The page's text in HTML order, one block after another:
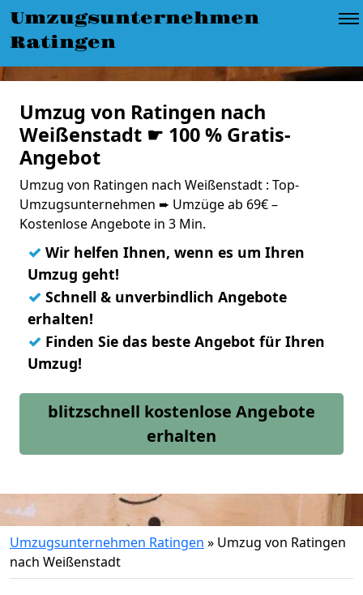
Umzugsunternehmen
Ratingen
Umzug von Ratingen nach
Weißenstadt ☛ 100 % Gratis-
Angebot
Umzug von Ratingen nach Weißenstadt : Top-
Umzugsunternehmen ➨ Umzüge ab 69€ –
Kostenlose Angebote in 3 Min.
✓ Wir helfen Ihnen, wenn es um Ihren
Umzug geht!
✓ Schnell & unverbindlich Angebote
erhalten!
✓ Finden Sie das beste Angebot für Ihren
Umzug!
blitzschnell kostenlose Angebote
erhalten
Umzugsunternehmen Ratingen » Umzug von Ratingen
nach Weißenstadt